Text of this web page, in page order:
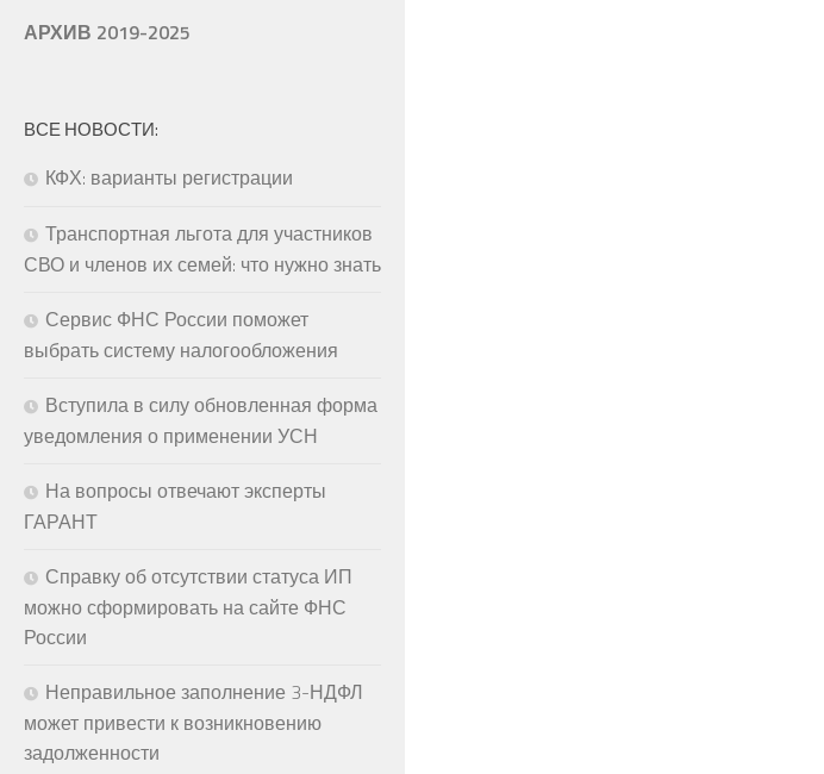
АРХИВ 2019-2025
ВСЕ НОВОСТИ:
КФХ: варианты регистрации
Транспортная льгота для участников
СВО и членов их семей: что нужно знать
Сервис ФНС России поможет
выбрать систему налогообложения
Вступила в силу обновленная форма
уведомления о применении УСН
На вопросы отвечают эксперты
ГАРАНТ
Справку об отсутствии статуса ИП
можно сформировать на сайте ФНС
России
Неправильное заполнение 3-НДФЛ
может привести к возникновению
задолженности